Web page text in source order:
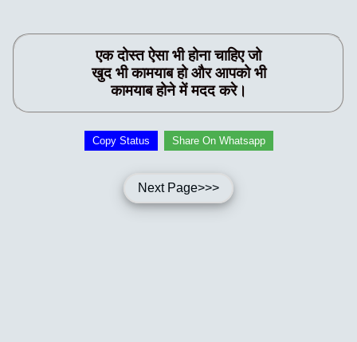
एक दोस्त ऐसा भी होना चाहिए जो
खुद भी कामयाब हो और आपको भी
कामयाब होने में मदद करे।
Copy Status Share On Whatsapp
Next Page>>>